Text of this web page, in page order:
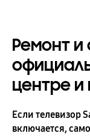
Ремонт и
центре и
Если телевизор
включается,